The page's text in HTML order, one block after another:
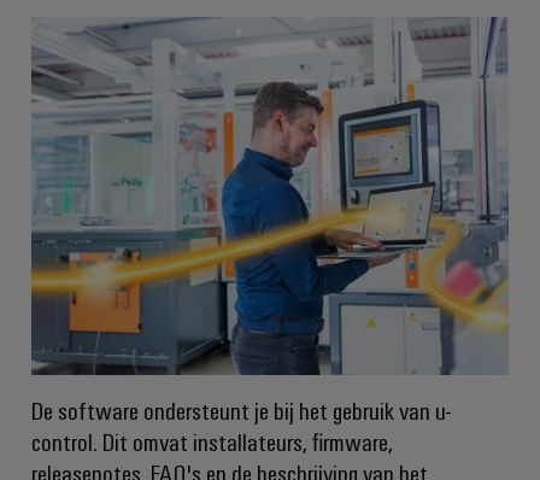
&
distributie
Stabiliteit
en
veiligheid
voor
energie-
netwerken
Waterbehandeling
en
afvalwaterbehandeling
Oplossingen
voor
water-
en
afvalwaterindustrie
Software
Markers
Industriële
printers
Industriële
verlichting
Infrastructuur
van
schakelkasten
Assembly
De software ondersteunt je bij het gebruik van u-
control. Dit omvat installateurs, firmware,
releasenotes, FAQ's en de beschrijving van het